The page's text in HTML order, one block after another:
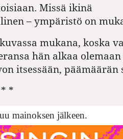
Missä ikinä
– ympäristö on
mukana, koska
hän alkaa olemaan
itsessään, päämäärän
*
mainoksen jälkeen.